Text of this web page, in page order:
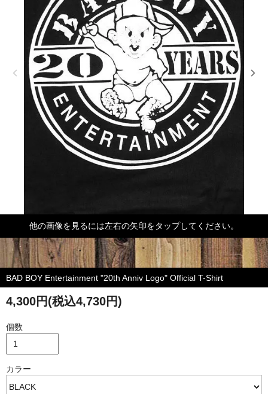
他の画像を見るには左右の矢印をタップしてください。
BAD BOY Entertainment "20th Anniv Logo" Official T-Shirt
4,300円(税込4,730円)
個数
カラー